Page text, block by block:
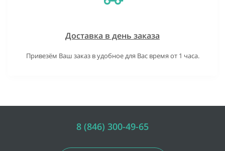
Доставка в день заказа
Привезём Ваш заказ в удобное для Вас время от 1 часа.
8 (846) 300-49-65